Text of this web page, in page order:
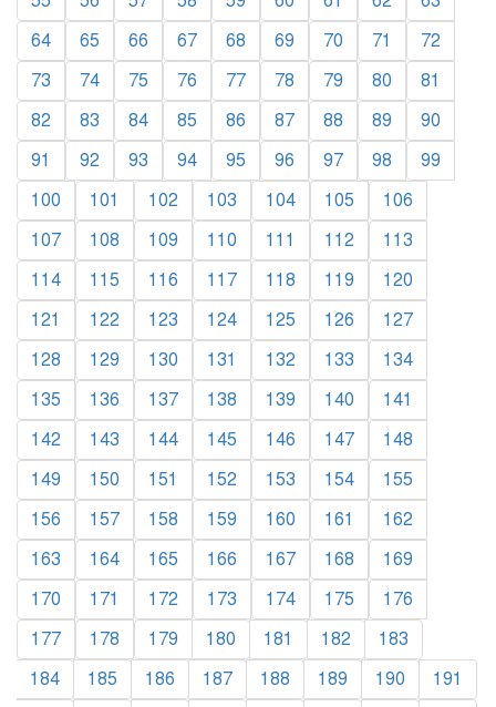
64
65 66 67 68 69 70 71
72
73
74 75 76 77 78 79 80
81
82
83 84 85 86 87 88 89
90
91
92 93 94 95 96 97 98
99
100
101 102 103 104 105
106
107
108 109 110 111 112
113
114
115 116 117 118 119
120
121
122 123 124 125 126
127
128
129 130 131 132 133
134
135
136 137 138 139 140
141
142
143 144 145 146 147
148
149
150 151 152 153 154
155
156
157 158 159 160 161
162
163
164 165 166 167 168
169
170
171 172 173 174 175
176
177
178 179 180 181 182
183
184
185 186 187 188 189 190
191